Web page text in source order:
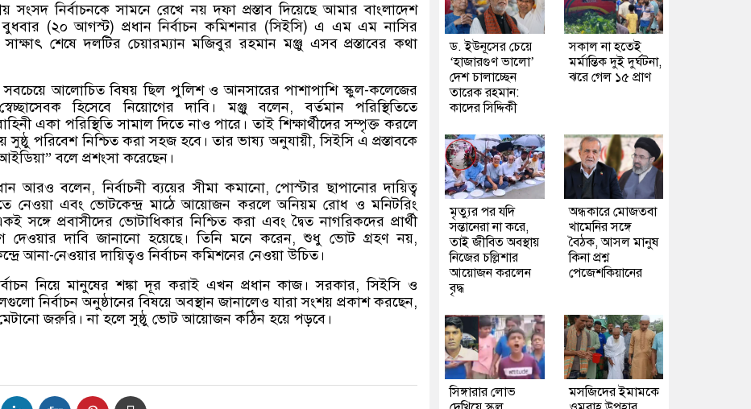
সংসদ নির্বাচনকে সামনে রেখে নয় দফা প্রস্তাব দিয়েছে আমার বাংলাদেশ
বুধবার (২০ আগস্ট) প্রধান নির্বাচন কমিশনার (সিইসি) এ এম এম নাসির
সাক্ষাৎ শেষে দলটির চেয়ারম্যান মজিবুর রহমান মঞ্জু এসব প্রস্তাবের কথা
সবচেয়ে আলোচিত বিষয় ছিল পুলিশ ও আনসারের পাশাপাশি স্কুল-কলেজের
স্বেচ্ছাসেবক হিসেবে নিয়োগের দাবি। মঞ্জু বলেন, বর্তমান পরিস্থিতিতে
একা পরিস্থিতি সামাল দিতে নাও পারে। তাই শিক্ষার্থীদের সম্পৃক্ত করলে
সুষ্ঠু পরিবেশ নিশ্চিত করা সহজ হবে। তার ভাষ্য অনুযায়ী, সিইসি এ প্রস্তাবকে
বলে প্রশংসা করেছেন।
আরও বলেন, নির্বাচনী ব্যয়ের সীমা কমানো, পোস্টার ছাপানোর দায়িত্ব
নেওয়া এবং ভোটকেন্দ্র মাঠে আয়োজন করলে অনিয়ম রোধ ও মনিটরিং
সঙ্গে প্রবাসীদের ভোটাধিকার নিশ্চিত করা এবং দ্বৈত নাগরিকদের প্রার্থী
দেওয়ার দাবি জানানো হয়েছে। তিনি মনে করেন, শুধু ভোট গ্রহণ নয়,
আনা-নেওয়ার দায়িত্বও নির্বাচন কমিশনের নেওয়া উচিত।
নিয়ে মানুষের শঙ্কা দূর করাই এখন প্রধান কাজ। সরকার, সিইসি ও
নির্বাচন অনুষ্ঠানের বিষয়ে অবস্থান জানালেও যারা সংশয় প্রকাশ করছেন,
মেটানো জরুরি। না হলে সুষ্ঠু ভোট আয়োজন কঠিন হয়ে পড়বে।
ড. ইউনূসের চেয়ে
‘হাজারগুণ ভালো’
দেশ চালাচ্ছেন
তারেক রহমান:
কাদের সিদ্দিকী
সকাল না হতেই
মর্মান্তিক দুই দুর্ঘটনা,
ঝরে গেল ১৫ প্রাণ
মৃত্যুর পর যদি
সন্তানেরা না করে,
তাই জীবিত অবস্থায়
নিজের চল্লিশার
আয়োজন করলেন
বৃদ্ধ
অন্ধকারে মোজতবা
খামেনির সঙ্গে
বৈঠক, আসল মানুষ
কিনা প্রশ্ন
পেজেশকিয়ানের
সিঙ্গারার লোভ
মসজিদের ইমামকে